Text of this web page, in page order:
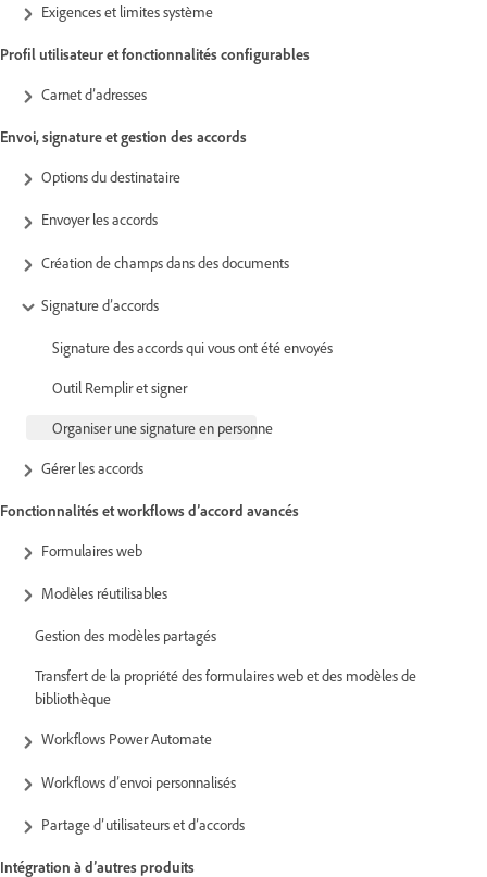
Exigences et limites système
Profil utilisateur et fonctionnalités configurables
Carnet d’adresses
Envoi, signature et gestion des accords
Options du destinataire
Envoyer les accords
Création de champs dans des documents
Signature d’accords
Signature des accords qui vous ont été envoyés
Outil Remplir et signer
Organiser une signature en personne
Gérer les accords
Fonctionnalités et workflows d’accord avancés
Formulaires web
Modèles réutilisables
Gestion des modèles partagés
Transfert de la propriété des formulaires web et des modèles de
bibliothèque
Workflows Power Automate
Workflows d’envoi personnalisés
Partage d’utilisateurs et d’accords
Intégration à d’autres produits